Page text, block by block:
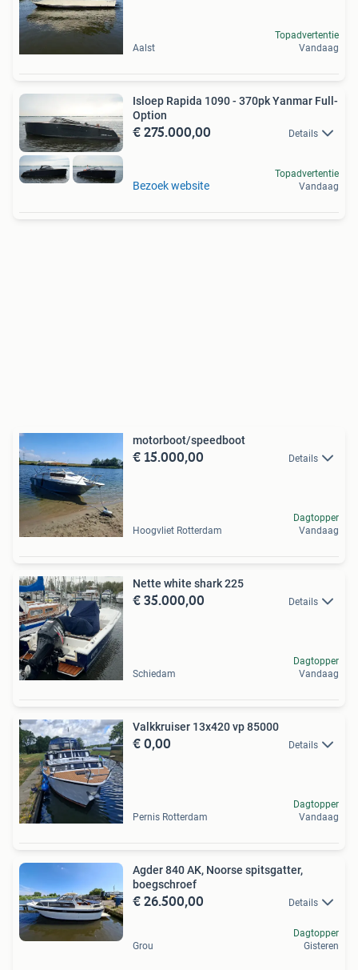
Aalst
Topadvertentie
Vandaag
Isloep Rapida 1090 - 370pk Yanmar Full-
Option
€ 275.000,00 Details
Bezoek website
Topadvertentie
Vandaag
motorboot/speedboot
€ 15.000,00 Details
Hoogvliet Rotterdam
Dagtopper
Vandaag
Nette white shark 225
€ 35.000,00 Details
Schiedam
Dagtopper
Vandaag
Valkkruiser 13x420 vp 85000
€ 0,00 Details
Pernis Rotterdam
Dagtopper
Vandaag
Agder 840 AK, Noorse spitsgatter,
boegschroef
€ 26.500,00 Details
Grou
Dagtopper
Gisteren